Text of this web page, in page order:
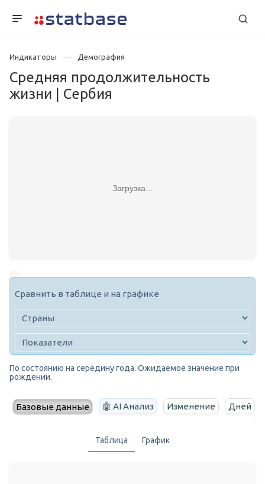
Индикаторы Демография
Средняя продолжительность
жизни | Сербия
Загрузка...
Сравнить в таблице и на графике
По состоянию на середину года. Ожидаемое значение при
рождении.
Базовые данные 🤖 AI Анализ Изменение Дней
Таблица График